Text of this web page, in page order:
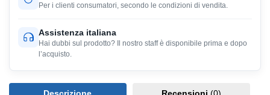
Per i clienti consumatori, secondo le condizioni di vendita.
Assistenza italiana
Hai dubbi sul prodotto? Il nostro staff è disponibile prima e dopo
l’acquisto.